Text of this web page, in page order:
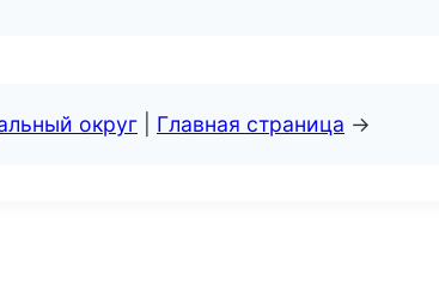
округ Главная страница →